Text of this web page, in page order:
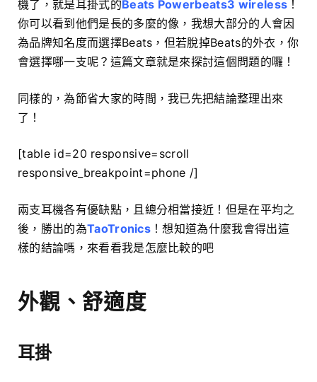
機了，就是耳掛式的Beats Powerbeats3 wireless ！
你可以看到他們是長的多麼的像，我想大部分的人會因
為品牌知名度而選擇Beats，但若脫掉Beats的外衣，你
會選擇哪一支呢？這篇文章就是來探討這個問題的囉！
同樣的，為節省大家的時間，我已先把結論整理出來
了！
[table id=20 responsive=scroll
responsive_breakpoint=phone /]
兩支耳機各有優缺點，且總分相當接近！但是在平均之
後，勝出的為TaoTronics ！想知道為什麼我會得出這
樣的結論嗎，來看看我是怎麼比較的吧
外觀、舒適度
耳掛